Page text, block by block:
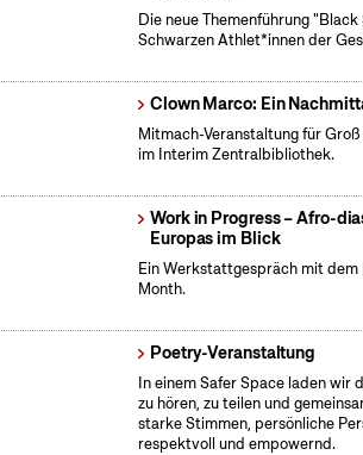
Die neue Themenführung
Schwarzen Athlet*innen der
Clown Marco: Ein
Mitmach-Veranstaltung für
im Interim Zentralbibliothek.
Work in Progress – Afro-
Europas im Blick
Ein Werkstattgespräch mit dem
Month.
Poetry-Veranstaltung
In einem Safer Space laden wir
zu hören, zu teilen und
starke Stimmen, persönliche
respektvoll und empowernd.